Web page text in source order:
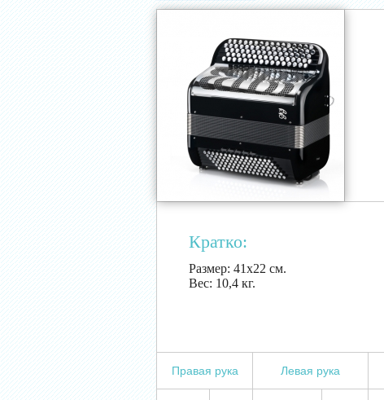
Кратко:
Размер: 41х22 см.
Вес: 10,4 кг.
Правая рука Левая рука